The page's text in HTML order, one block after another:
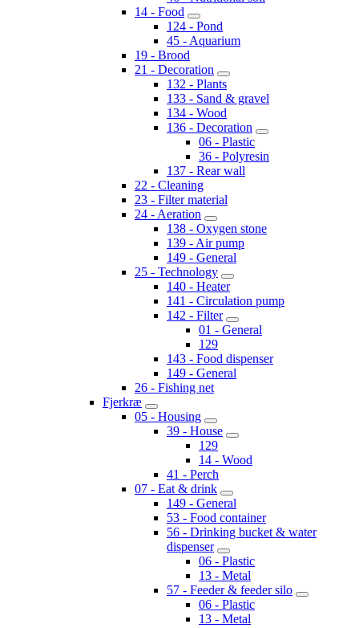
14 - Food
124 - Pond
45 - Aquarium
19 - Brood
21 - Decoration
132 - Plants
133 - Sand & gravel
134 - Wood
136 - Decoration
06 - Plastic
36 - Polyresin
137 - Rear wall
22 - Cleaning
23 - Filter material
24 - Aeration
138 - Oxygen stone
139 - Air pump
149 - General
25 - Technology
140 - Heater
141 - Circulation pump
142 - Filter
01 - General
129
143 - Food dispenser
149 - General
26 - Fishing net
Fjerkræ
05 - Housing
39 - House
129
14 - Wood
41 - Perch
07 - Eat & drink
149 - General
53 - Food container
56 - Drinking bucket & water
dispenser
06 - Plastic
13 - Metal
57 - Feeder & feeder silo
06 - Plastic
13 - Metal